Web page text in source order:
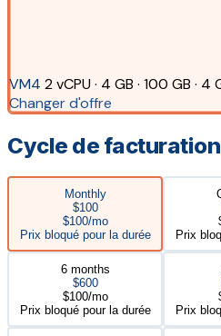
VM4 2 vCPU · 4 GB · 100 GB · 4
Changer d'offre
Cycle de facturation
Monthly
$100
$100/mo
Prix bloqué pour la durée
Prix
6 months
$600
$100/mo
Prix bloqué pour la durée
Prix